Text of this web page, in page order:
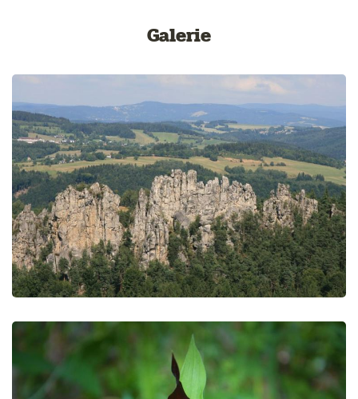
Galerie